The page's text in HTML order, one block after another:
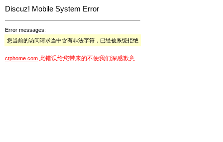
Discuz! Mobile System Error
Error messages:
您当前的访问请求当中含有非法字符，已经被系统拒绝
ctphome.com 此错误给您带来的不便我们深感歉意